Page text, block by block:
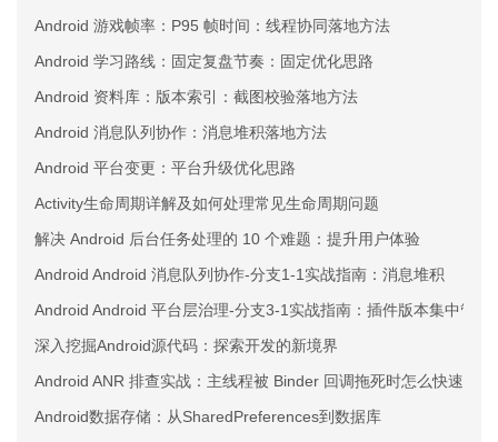
Android 游戏帧率：P95 帧时间：线程协同落地方法
Android 学习路线：固定复盘节奏：固定优化思路
Android 资料库：版本索引：截图校验落地方法
Android 消息队列协作：消息堆积落地方法
Android 平台变更：平台升级优化思路
Activity生命周期详解及如何处理常见生命周期问题
解决 Android 后台任务处理的 10 个难题：提升用户体验
Android Android 消息队列协作-分支1-1实战指南：消息堆积
Android Android 平台层治理-分支3-1实战指南：插件版本集中管理
深入挖掘Android源代码：探索开发的新境界
Android ANR 排查实战：主线程被 Binder 回调拖死时怎么快速止血
Android数据存储：从SharedPreferences到数据库